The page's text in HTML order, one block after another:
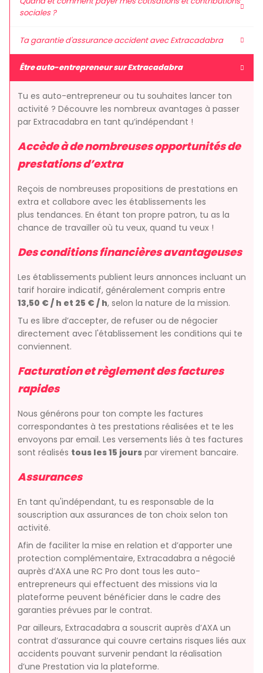
sociales ?
Ta garantie d'assurance accident avec Extracadabra
Être auto-entrepreneur sur Extracadabra
Tu es auto-entrepreneur ou tu souhaites lancer ton
activité ? Découvre les nombreux avantages à passer
par Extracadabra en tant qu’indépendant !
Accède à de nombreuses opportunités de
prestations d’extra
Reçois de nombreuses propositions de prestations en
extra et collabore avec les établissements les
plus tendances. En étant ton propre patron, tu as la
chance de travailler où tu veux, quand tu veux !
Des conditions financières avantageuses
Les établissements publient leurs annonces incluant un
tarif horaire indicatif, généralement compris entre
13,50 € / h et 25 € / h, selon la nature de la mission.
Tu es libre d’accepter, de refuser ou de négocier
directement avec l'établissement les conditions qui te
conviennent.
Facturation et règlement des factures
rapides
Nous générons pour ton compte les factures
correspondantes à tes prestations réalisées et te les
envoyons par email. Les versements liés à tes factures
sont réalisés tous les 15 jourspar virement bancaire.
Assurances
En tant qu'indépendant, tu es responsable de la
souscription aux assurances de ton choix selon ton
activité.
Afin de faciliter la mise en relation et d’apporter une
protection complémentaire, Extracadabra a négocié
auprès d’AXA une RC Pro dont tous les auto-
entrepreneurs qui effectuent des missions via la
plateforme peuvent bénéficier dans le cadre des
garanties prévues par le contrat.
Par ailleurs, Extracadabra a souscrit auprès d’AXA un
contrat d’assurance qui couvre certains risques liés aux
accidents pouvant survenir pendant la réalisation
d’une Prestation via la plateforme.